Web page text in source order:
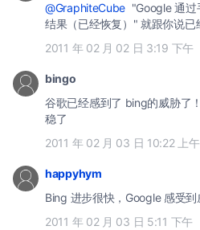
@GraphiteCube "Google 通过
结果（已经恢复）" 就跟你说已
2011 年 02 月 02 日 3:19 下午
bingo
谷歌已经感到了 bing的威胁了
稳了
2011 年 02 月 03 日 10:22 上午
happyhym
Bing 进步很快，Google 感受到
2011 年 02 月 03 日 5:11 下午